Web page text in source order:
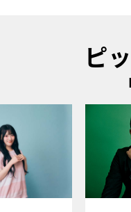
ピ